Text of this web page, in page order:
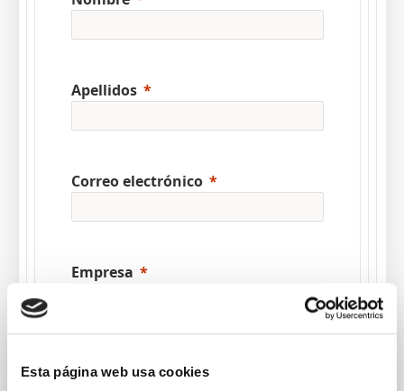
Esta página web usa cookies
Apellidos
Correo electrónico
Empresa
Provincia